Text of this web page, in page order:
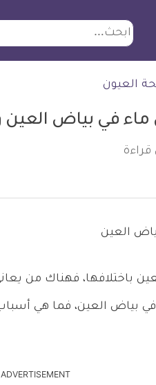
ابحث
العيون
في بياض العين
قراءة
باختلافها، فهناك من يعاني
بياض العين، فما هي
ADVERTISEMENT